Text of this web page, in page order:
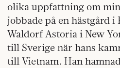
olika uppfattning om
jobbade på en hästgård i
Waldorf Astoria i New
till Sverige när hans
till Vietnam. Han